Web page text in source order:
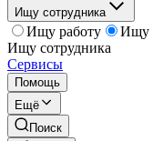
Ищу сотрудника
Ищу работу
Ищу
Ищу сотрудника
Сервисы
Помощь
Ещё
Поиск